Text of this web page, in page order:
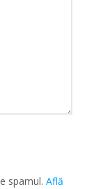
spamul.Află